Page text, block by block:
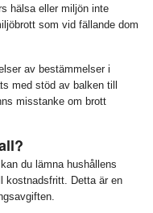
hälsa eller miljön inte
som vid fällande dom
av bestämmelser i
med stöd av balken till
misstanke om brott
du lämna hushållens
kostnadsfritt. Detta är en